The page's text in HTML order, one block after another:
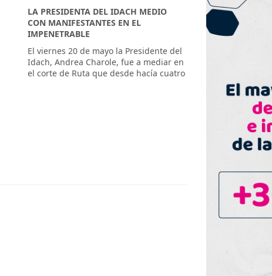
LA PRESIDENTA DEL IDACH MEDIO
CON MANIFESTANTES EN EL
IMPENETRABLE
El viernes 20 de mayo la Presidente del
Idach, Andrea Charole, fue a mediar en
el corte de Ruta que desde hacía cuatro